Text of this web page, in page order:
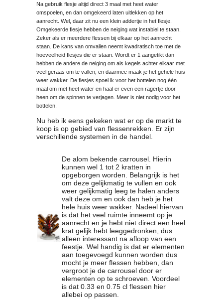
Na gebruik flesje altijd direct 3 maal met heet water
omspoelen, en dan omgekeerd laten uitlekken op het
aanrecht. Wel, daar zit nu een klein addertje in het flesje.
Omgekeerde flesje hebben de neiging wat instabiel te staan.
Zeker als er meerdere flessen bij elkaar op het aanrecht
staan. De kans van omvallen neemt kwadratisch toe met de
hoeveelheid flesjes die er staan. Wordt er 1 aangetikt dan
hebben de andere de neiging om als kegels achter elkaar met
veel geraas om te vallen, en daarmee maak je het gehele huis
weer wakker. De flesjes spoel ik voor het bottelen nog één
maal om met heet water en haal er even een ragertje door
heen om de spinnen te verjagen. Meer is niet nodig voor het
bottelen.
Nu heb ik eens gekeken wat er op de markt te
koop is op gebied van flessenrekken. Er zijn
verschillende systemen in de handel.
De alom bekende carrousel. Hierin
kunnen wel 1 tot 2 kratten in
opgeborgen worden. Belangrijk is het
om deze gelijkmatig te vullen en ook
weer gelijkmatig leeg te halen anders
valt deze om en ook dan heb je het
hele huis weer wakker. Nadeel hiervan
is dat het veel ruimte inneemt op je
aanrecht en je hebt niet direct een heel
krat gelijk hebt leeggedronken, dus
alleen interessant na afloop van een
feestje. Wel handig is dat er elementen
aan toegevoegd kunnen worden dus
mocht je meer flessen hebben, dan
vergroot je de carrousel door er
elementen op te schroeven. Voordeel
is dat 0.33 en 0.75 cl flessen hier
allebei op passen.